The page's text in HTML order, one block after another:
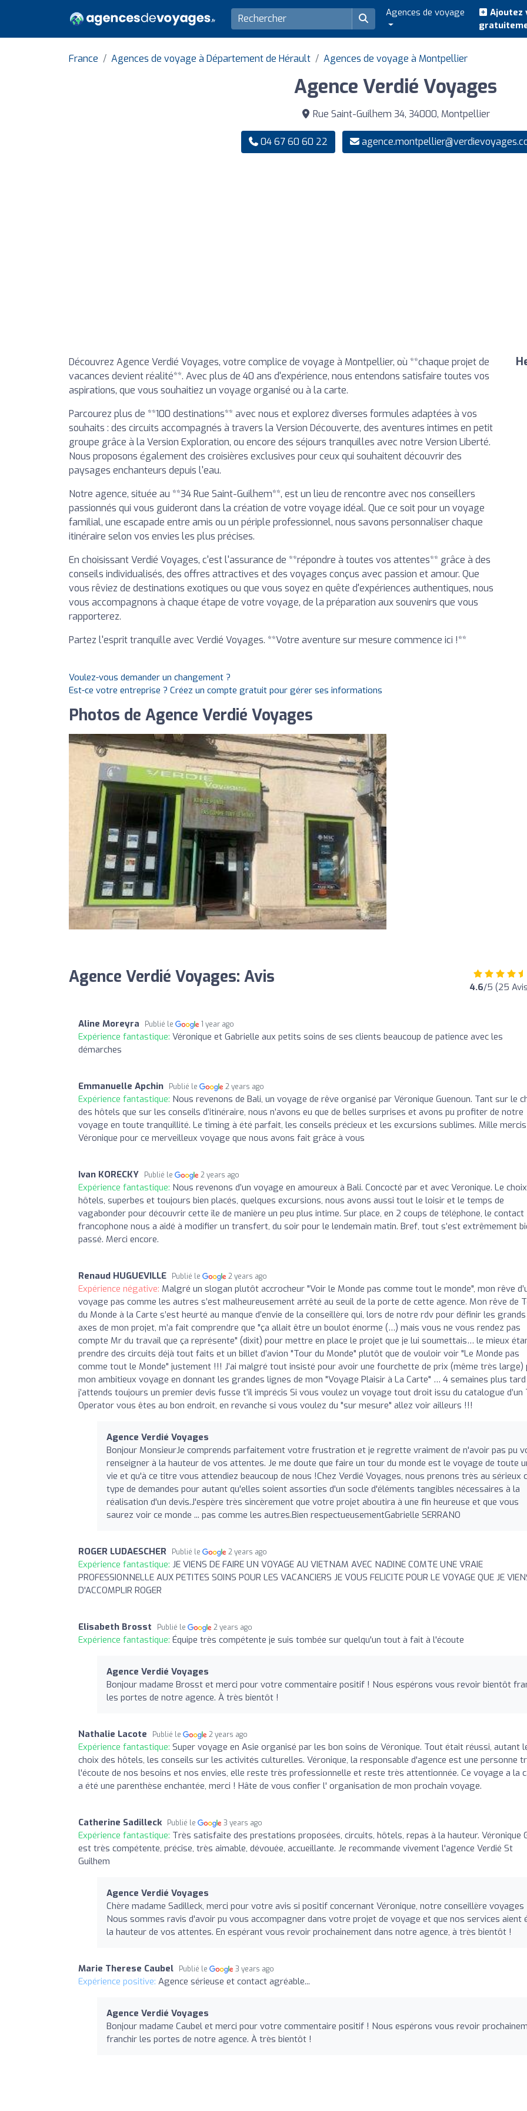
Agences de voyage
Ajoutez
France Agences de voyage à Département de Hérault Agences de voyage à Montpellier
Agence Verdié Voyages
Rue Saint-Guilhem 34, 34000, Montpellier
04 67 60 60 22
Découvrez Agence Verdié Voyages, votre complice de voyage à Montpellier, où **chaque projet de
vacances devient réalité**. Avec plus de 40 ans d'expérience, nous entendons satisfaire toutes vos
aspirations, que vous souhaitiez un voyage organisé ou à la carte.
Parcourez plus de **100 destinations** avec nous et explorez diverses formules adaptées à vos
souhaits : des circuits accompagnés à travers la Version Découverte, des aventures intimes en petit
groupe grâce à la Version Exploration, ou encore des séjours tranquilles avec notre Version Liberté.
Nous proposons également des croisières exclusives pour ceux qui souhaitent découvrir des
paysages enchanteurs depuis l'eau.
Notre agence, située au **34 Rue Saint-Guilhem**, est un lieu de rencontre avec nos conseillers
passionnés qui vous guideront dans la création de votre voyage idéal. Que ce soit pour un voyage
familial, une escapade entre amis ou un périple professionnel, nous savons personnaliser chaque
itinéraire selon vos envies les plus précises.
En choisissant Verdié Voyages, c'est l'assurance de **répondre à toutes vos attentes** grâce à des
conseils individualisés, des offres attractives et des voyages conçus avec passion et amour. Que
vous rêviez de destinations exotiques ou que vous soyez en quête d'expériences authentiques, nous
vous accompagnons à chaque étape de votre voyage, de la préparation aux souvenirs que vous
rapporterez.
Partez l'esprit tranquille avec Verdié Voyages. **Votre aventure sur mesure commence ici !**
Voulez-vous demander un changement ?
Est-ce votre entreprise ? Créez un compte gratuit pour gérer ses informations
Photos de Agence Verdié Voyages
Agence Verdié Voyages: Avis 4.6/5 (25
Aline Moreyra Publié le 1 year ago
Expérience fantastique: Véronique et Gabrielle aux petits soins de ses clients beaucoup de patience avec les
démarches
Emmanuelle Apchin Publié le 2 years ago
Expérience fantastique: Nous revenons de Bali, un voyage de rêve organisé par Véronique Guenoun. Tant sur le
des hôtels que sur les conseils d’itinéraire, nous n’avons eu que de belles surprises et avons pu profiter de notre
voyage en toute tranquillité. Le timing à été parfait, les conseils précieux et les excursions sublimes. Mille mercis
Véronique pour ce merveilleux voyage que nous avons fait grâce à vous
Ivan KORECKY Publié le 2 years ago
Expérience fantastique: Nous revenons d’un voyage en amoureux à Bali. Concocté par et avec Veronique. Le
hôtels, superbes et toujours bien placés, quelques excursions, nous avons aussi tout le loisir et le temps de
vagabonder pour découvrir cette île de manière un peu plus intime. Sur place, en 2 coups de téléphone, le contact
francophone nous a aidé à modifier un transfert, du soir pour le lendemain matin. Bref, tout s’est extrêmement
passé. Merci encore.
Renaud HUGUEVILLE Publié le 2 years ago
Expérience négative: Malgré un slogan plutôt accrocheur "Voir le Monde pas comme tout le monde", mon rêve
voyage pas comme les autres s’est malheureusement arrêté au seuil de la porte de cette agence. Mon rêve de
du Monde à la Carte s’est heurté au manque d’envie de la conseillère qui, lors de notre rdv pour définir les grands
axes de mon projet, m’a fait comprendre que "ça allait être un boulot énorme (…) mais vous ne vous rendez pas
compte Mr du travail que ça représente" (dixit) pour mettre en place le projet que je lui soumettais… le mieux
prendre des circuits déjà tout faits et un billet d’avion "Tour du Monde" plutôt que de vouloir voir "Le Monde pas
comme tout le Monde" justement !!! J’ai malgré tout insisté pour avoir une fourchette de prix (même très large)
mon ambitieux voyage en donnant les grandes lignes de mon "Voyage Plaisir à La Carte" … 4 semaines plus tard
j’attends toujours un premier devis fusse t’il imprécis Si vous voulez un voyage tout droit issu du catalogue d’un
Operator vous êtes au bon endroit, en revanche si vous voulez du "sur mesure" allez voir ailleurs !!!
Agence Verdié Voyages
Bonjour MonsieurJe comprends parfaitement votre frustration et je regrette vraiment de n'avoir pas pu
renseigner à la hauteur de vos attentes. Je me doute que faire un tour du monde est le voyage de toute
vie et qu'à ce titre vous attendiez beaucoup de nous !Chez Verdié Voyages, nous prenons très au sérieux
type de demandes pour autant qu'elles soient assorties d'un socle d'éléments tangibles nécessaires à la
réalisation d'un devis.J'espère très sincèrement que votre projet aboutira à une fin heureuse et que vous
saurez voir ce monde ... pas comme les autres.Bien respectueusementGabrielle SERRANO
ROGER LUDAESCHER Publié le 2 years ago
Expérience fantastique: JE VIENS DE FAIRE UN VOYAGE AU VIETNAM AVEC NADINE COMTE UNE VRAIE
PROFESSIONNELLE AUX PETITES SOINS POUR LES VACANCIERS JE VOUS FELICITE POUR LE VOYAGE QUE JE
D'ACCOMPLIR ROGER
Elisabeth Brosst Publié le 2 years ago
Expérience fantastique: Équipe très compétente je suis tombée sur quelqu'un tout à fait à l'écoute
Agence Verdié Voyages
Bonjour madame Brosst et merci pour votre commentaire positif ! Nous espérons vous revoir bientôt
les portes de notre agence. À très bientôt !
Nathalie Lacote Publié le 2 years ago
Expérience fantastique: Super voyage en Asie organisé par les bon soins de Véronique. Tout était réussi, autant
choix des hôtels, les conseils sur les activités culturelles. Véronique, la responsable d'agence est une personne
l'écoute de nos besoins et nos envies, elle reste très professionnelle et reste très attentionnée. Ce voyage a la
a été une parenthèse enchantée, merci ! Hâte de vous confier l' organisation de mon prochain voyage.
Catherine Sadilleck Publié le 3 years ago
Expérience fantastique: Très satisfaite des prestations proposées, circuits, hôtels, repas à la hauteur. Véronique
est très compétente, précise, très aimable, dévouée, accueillante. Je recommande vivement l'agence Verdié St
Guilhem
Agence Verdié Voyages
Chère madame Sadilleck, merci pour votre avis si positif concernant Véronique, notre conseillère voyages
Nous sommes ravis d'avoir pu vous accompagner dans votre projet de voyage et que nos services aient
la hauteur de vos attentes. En espérant vous revoir prochainement dans notre agence, à très bientôt !
Marie Therese Caubel Publié le 3 years ago
Expérience positive: Agence sérieuse et contact agréable...
Agence Verdié Voyages
Bonjour madame Caubel et merci pour votre commentaire positif ! Nous espérons vous revoir
franchir les portes de notre agence. À très bientôt !